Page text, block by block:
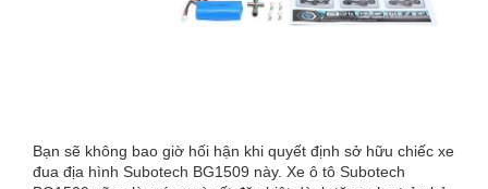
Bạn sẽ không bao giờ hối hận khi quyết định sở hữu chiếc xe
đua địa hình Subotech BG1509 này. Xe ô tô Subotech